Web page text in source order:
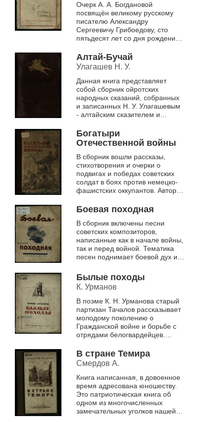
Очерк А. А. Богдановой
посвящён великому русскому
писателю Александру
Сергеевичу Грибоедову, сто
пятьдесят лет со дня рождения
1945 г. Высокие идеалы
человека-гражданина,...
Алтай-Бучай
Улагашев Н. У.
Данная книга представляет
собой сборник ойротских
народных сказаний, собранных
и записанных Н. У. Улагашевым
- алтайским сказителем и
Собранные им произведения
составляют...
Богатыри
Отечественной войны
В сборник вошли рассказы,
стихотворения и очерки о
подвигах и победах советских
солдат в боях против немецко-
фашистских оккупантов. Авторы
участники боёв - от ...
Боевая походная
В сборник включены песни
советских композиторов,
написанные как в начале войны,
так и перед войной. Тематика
песен поднимает боевой дух и
Армии
Былые походы
К. Урманов
В поэме К. Н. Урманова старый
партизан Тачалов рассказывает
молодому поколению о
Гражданской войне и борьбе с
отрядами белогвардейцев.
Тачалова, в том числе
издевательства колчаков...
В стране Темира
Смердов А.
Книга написанная, в довоенное
время адресована юношеству.
Это патриотическая книга об
одном из многочисленных
замечательных уголков нашей